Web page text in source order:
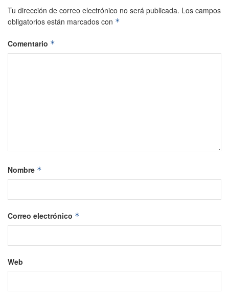
Tu dirección de correo electrónico no será publicada. Los campos
obligatorios están marcados con *
Comentario *
Nombre *
Correo electrónico *
Web